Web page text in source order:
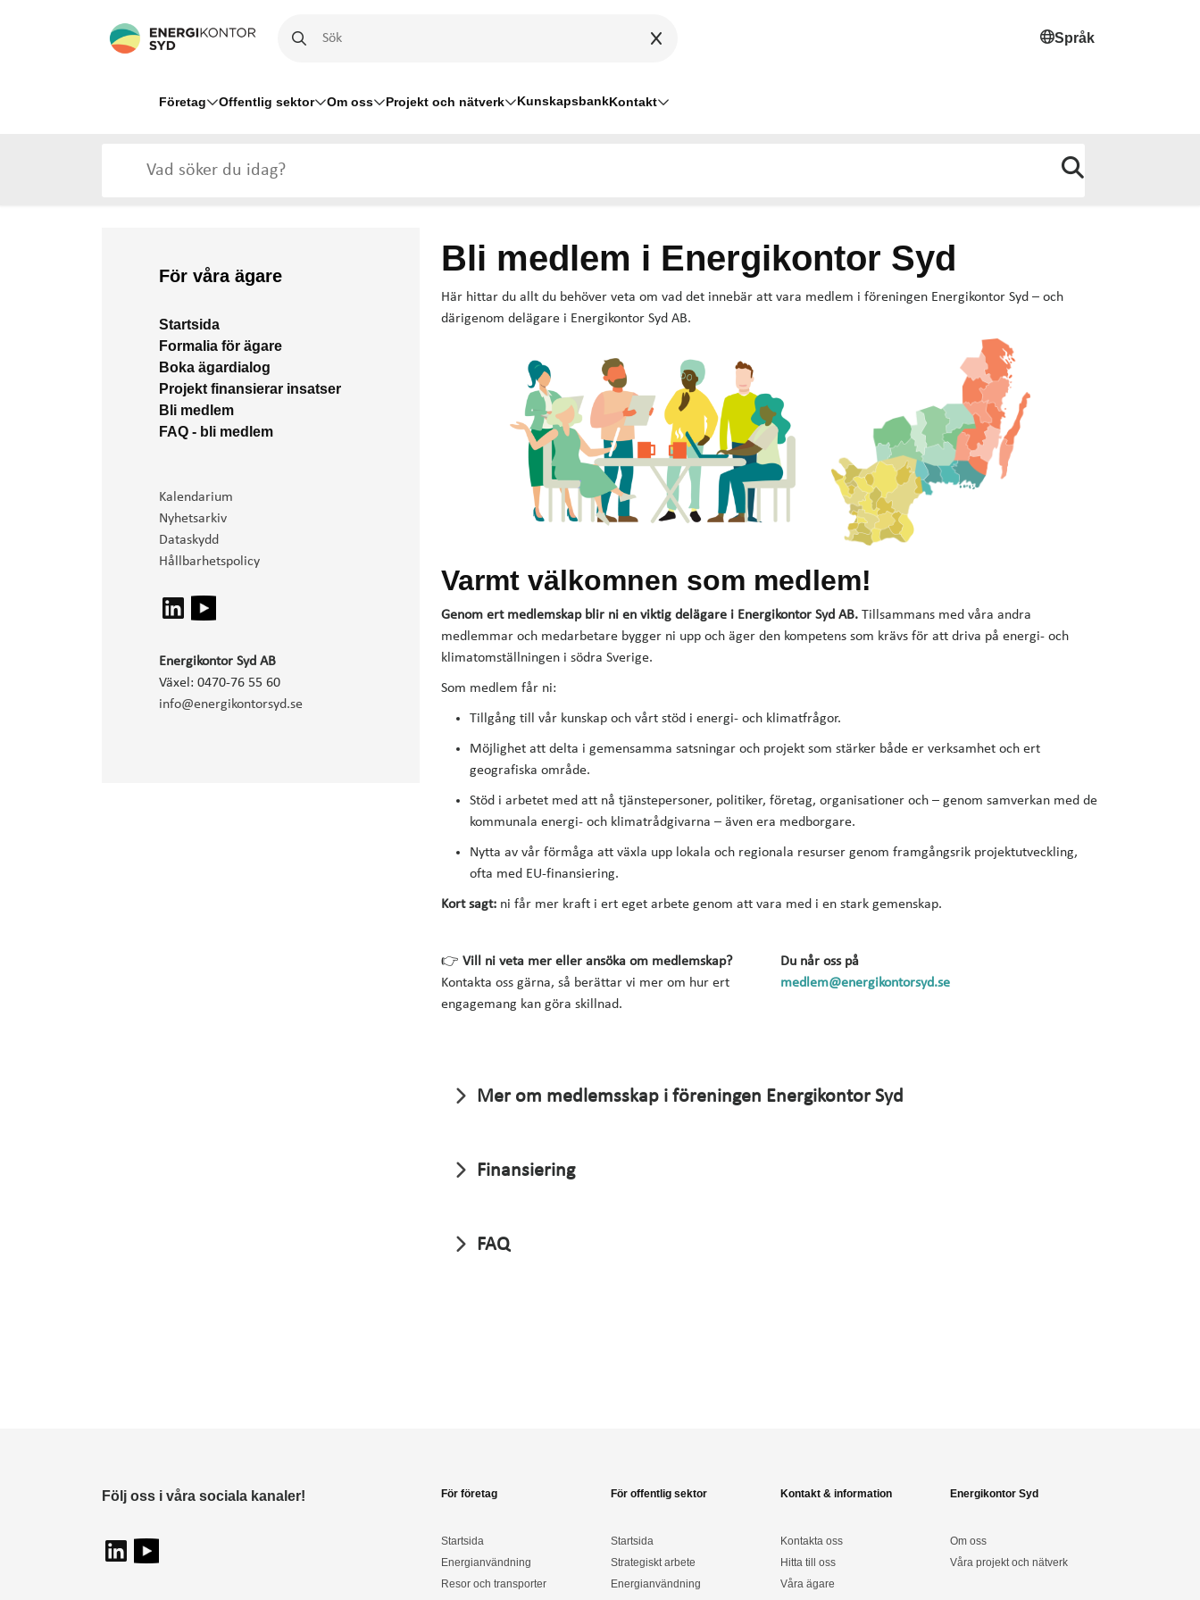
Språk
Företag Offentlig sektor Om oss Projekt och nätverk KunskapsbankKontakt
För våra ägare
Startsida
Formalia för ägare
Boka ägardialog
Projekt finansierar insatser
Bli medlem
FAQ - bli medlem
Kalendarium
Nyhetsarkiv
Dataskydd
Hållbarhetspolicy
Energikontor Syd AB
Växel: 0470-76 55 60
info@energikontorsyd.se
Bli medlem i Energikontor Syd
Här hittar du allt du behöver veta om vad det innebär att vara medlem i föreningen Energikontor Syd – och
därigenom delägare i Energikontor Syd AB.
Varmt välkomnen som medlem!
Genom ert medlemskap blir ni en viktig delägare i Energikontor Syd AB. Tillsammans med våra andra
medlemmar och medarbetare bygger ni upp och äger den kompetens som krävs för att driva på energi- och
klimatomställningen i södra Sverige.
Som medlem får ni:
Tillgång till vår kunskap och vårt stöd i energi- och klimatfrågor.
Möjlighet att delta i gemensamma satsningar och projekt som stärker både er verksamhet och ert
geografiska område.
Stöd i arbetet med att nå tjänstepersoner, politiker, företag, organisationer och – genom samverkan med de
kommunala energi- och klimatrådgivarna – även era medborgare.
Nytta av vår förmåga att växla upp lokala och regionala resurser genom framgångsrik projektutveckling,
ofta med EU-finansiering.
Kort sagt: ni får mer kraft i ert eget arbete genom att vara med i en stark gemenskap.
👉 Vill ni veta mer eller ansöka om medlemskap?
Kontakta oss gärna, så berättar vi mer om hur ert
engagemang kan göra skillnad.
Du når oss på
medlem@energikontorsyd.se
Mer om medlemsskap i föreningen Energikontor Syd
Finansiering
FAQ
Följ oss i våra sociala kanaler! För företag
Startsida
Energianvändning
Resor och transporter
För offentlig sektor
Startsida
Strategiskt arbete
Energianvändning
Kontakt & information
Kontakta oss
Hitta till oss
Våra ägare
Energikontor Syd
Om oss
Våra projekt och nätverk